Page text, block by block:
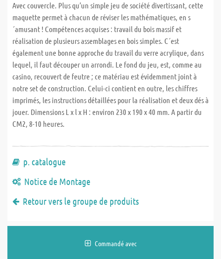
Avec couvercle. Plus qu’un simple jeu de société divertissant, cette
maquette permet à chacun de réviser les mathématiques, en s
´amusant ! Compétences acquises : travail du bois massif et
réalisation de plusieurs assemblages en bois simples. C´est
également une bonne approche du travail du verre acrylique, dans
lequel, il faut découper un arrondi. Le fond du jeu, est, comme au
casino, recouvert de feutre ; ce matériau est évidemment joint à
notre set de construction. Celui-ci contient en outre, les chiffres
imprimés, les instructions détaillées pour la réalisation et deux dés à
jouer. Dimensions L x l x H : environ 230 x 190 x 40 mm. A partir du
CM2, 8-10 heures.
p. catalogue
Notice de Montage
Retour vers le groupe de produits
Commandé avec